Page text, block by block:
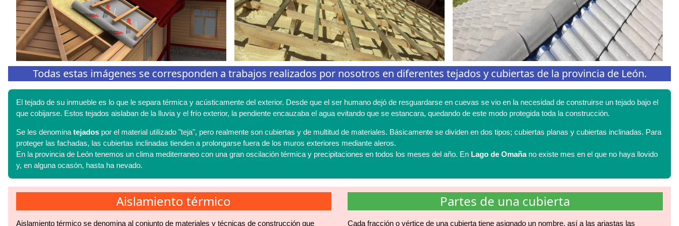
Todas estas imágenes se corresponden a trabajos realizados por nosotros en diferentes tejados y cubiertas de la provincia de León.
El tejado de su inmueble es lo que le separa térmica y acústicamente del exterior. Desde que el ser humano dejó de resguardarse en cuevas se vio en la necesidad de construirse un tejado bajo el
que cobijarse. Estos tejados aislaban de la lluvia y el frío exterior, la pendiente encauzaba el agua evitando que se estancara, quedando de este modo protegida toda la construcción.
Se les denomina tejados por el material utilizado "teja", pero realmente son cubiertas y de multitud de materiales. Básicamente se dividen en dos tipos; cubiertas planas y cubiertas inclinadas. Para
proteger las fachadas, las cubiertas inclinadas tienden a prolongarse fuera de los muros exteriores mediante aleros.
En la provincia de León tenemos un clima mediterraneo con una gran oscilación térmica y precipitaciones en todos los meses del año. En Lago de Omañano existe mes en el que no haya llovido
y, en alguna ocasón, hasta ha nevado.
Aislamiento térmico
Aislamiento térmico se denomina al conjunto de materiales y técnicas de construcción que
Partes de una cubierta
Cada fracción o vértice de una cubierta tiene asignado un nombre, así a las ariastas las